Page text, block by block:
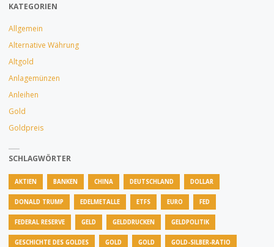
KATEGORIEN
Allgemein
Alternative Währung
Altgold
Anlagemünzen
Anleihen
Gold
Goldpreis
SCHLAGWÖRTER
AKTIEN BANKEN CHINA DEUTSCHLAND DOLLAR
DONALD TRUMP EDELMETALLE ETFS EURO FED
FEDERAL RESERVE GELD GELDDRUCKEN GELDPOLITIK
GESCHICHTE DES GOLDES GOLD GOLD GOLD-SILBER-RATIO